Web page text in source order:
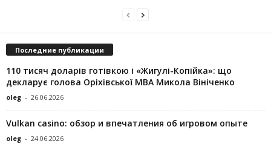
Последние публикации
110 тисяч доларів готівкою і «Жигулі-Копійка»: що
декларує голова Оріхівської МВА Микола Вініченко
oleg - 26.06.2026
Vulkan casino: обзор и впечатления об игровом опыте
oleg - 24.06.2026